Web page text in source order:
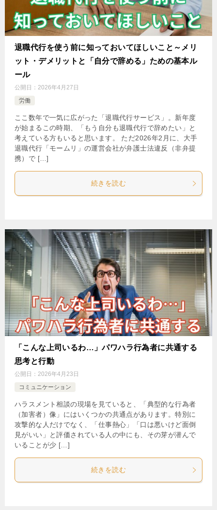
退職代行を使う前に知っておいてほしいこと～メリ
ット・デメリットと「自分で辞める」ための基本ル
ール
公開日： 2026年4月27日
労働
ここ数年で一気に広がった「退職代行サービス」。新年度
が始まるこの時期、「もう自分も退職代行で辞めたい」と
考えている方もいると思います。 ただ2026年2月に、大手
退職代行「モームリ」の運営会社が弁護士法違反（非弁提
携）で […]
続きを読む
「こんな上司いるわ…」パワハラ行為者に共通する
思考と行動
公開日： 2026年4月23日
コミュニケーション
ハラスメント相談の現場を見ていると、「典型的な行為者
（加害者）像」にはいくつかの共通点があります。特別に
攻撃的な人だけでなく、「仕事熱心」「口は悪いけど面倒
見がいい」と評価されている人の中にも、その芽が潜んで
いることが少 […]
続きを読む